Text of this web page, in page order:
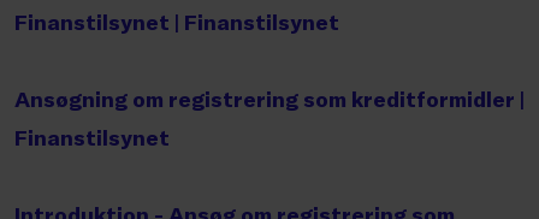
Finanstilsynet | Finanstilsynet
Ansøgning om registrering som kreditformidler |
Finanstilsynet